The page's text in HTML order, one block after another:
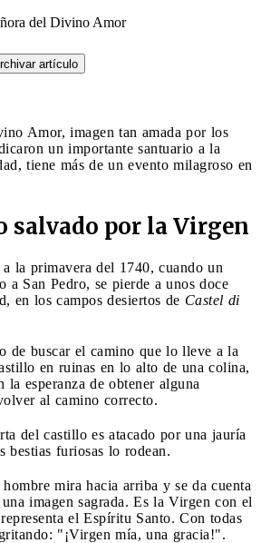
del Divino Amor
artículo
Amor, imagen tan amada por los
un importante santuario a la
tiene más de un evento milagroso en
salvado por la Virgen
la primavera del 1740, cuando un
a San Pedro, se pierde a unos doce
en los campos desiertos de Castel di
de buscar el camino que lo lleve a la
en ruinas en lo alto de una colina,
esperanza de obtener alguna
al camino correcto.
del castillo es atacado por una jauría
bestias furiosas lo rodean.
mira hacia arriba y se da cuenta
imagen sagrada. Es la Virgen con el
el Espíritu Santo. Con todas
"¡Virgen mía, una gracia!".